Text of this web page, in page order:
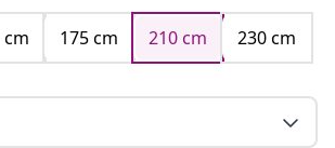
cm 175 cm 210 cm
230 cm